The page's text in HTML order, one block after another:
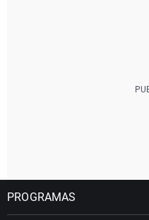
PROGRAMAS